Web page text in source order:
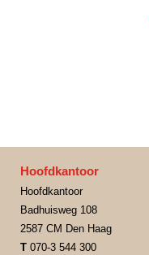
Hoofdkantoor
Hoofdkantoor
Badhuisweg 108
2587 CM Den Haag
T 070-3 544 300